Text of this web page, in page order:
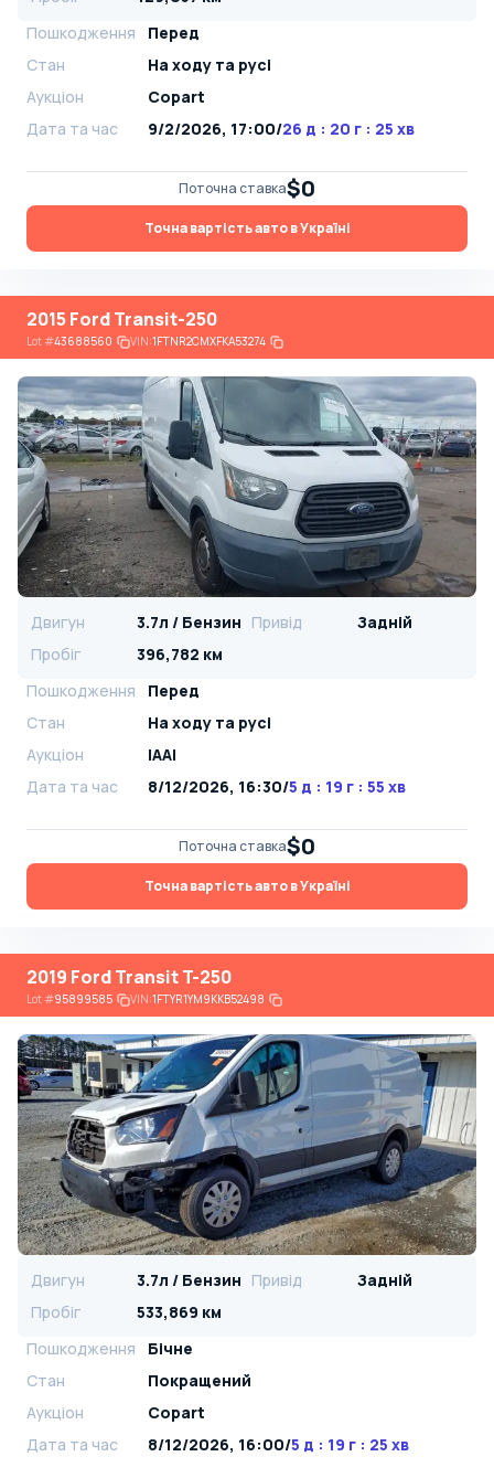
Пошкодження
Перед
Стан
На ​​ходу та русі
Аукціон
Copart
Дата та час
9/2/2026, 17:00/26 д : 20 г : 25 хв
Поточна ставка$0
Точна вартість авто в Україні
2015 Ford Transit-250
Lot#43688560 VIN:1FTNR2CMXFKA53274
Двигун 3.7л / Бензин Привід
Задній
Пробіг
396,782 км
Пошкодження
Перед
Стан
На ​​ходу та русі
Аукціон
IAAI
Дата та час
8/12/2026, 16:30/5 д : 19 г : 55 хв
Поточна ставка$0
Точна вартість авто в Україні
2019 Ford Transit T-250
Lot#95899585 VIN:1FTYR1YM9KKB52498
Двигун 3.7л / Бензин Привід
Задній
Пробіг
533,869 км
Пошкодження
Бічне
Стан
Покращений
Аукціон
Copart
Дата та час
8/12/2026, 16:00/5 д : 19 г : 25 хв